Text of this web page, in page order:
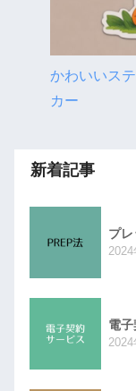
かわいいス
カー
新着記事
プ
電